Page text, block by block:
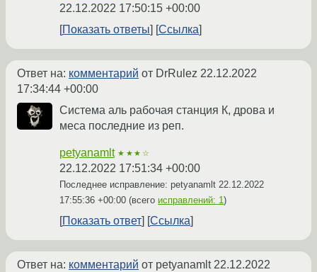
22.12.2022 17:50:15 +00:00
Показать ответы
Ссылка
Ответ на: комментарий от DrRulez 22.12.2022
17:34:44 +00:00
Система аль рабочая станция К, дрова и
меса последние из реп.
petyanamlt ★★★☆
22.12.2022 17:51:34 +00:00
Последнее исправление: petyanamlt 22.12.2022
17:55:36 +00:00 (всего исправлений: 1)
Показать ответ Ссылка
Ответ на: комментарий от petyanamlt 22.12.2022